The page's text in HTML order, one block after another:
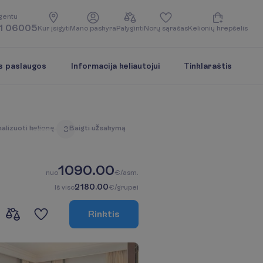
entu
06005Kur įsigytiMano paskyraPalygintiNorų sąrašasKelionių krepšelis
paslaugos Informacija keliautojui Tinklaraštis
alizuoti kelionę 3 Baigti užsakymą
nuo1090.00€/asm.
Iš viso2180.00€/grupei
Rinktis